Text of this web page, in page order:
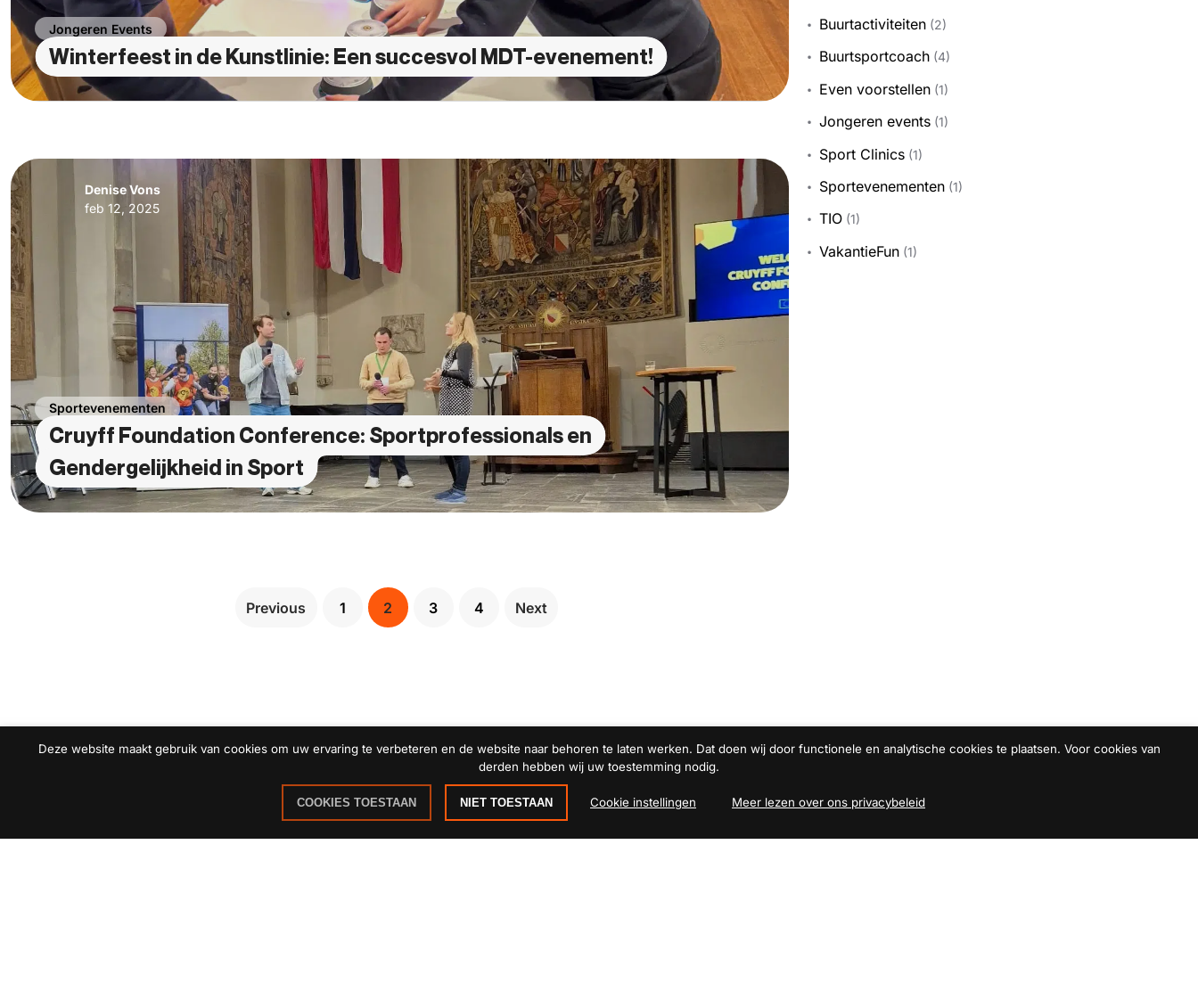
Jongeren Events
Winterfeest in de Kunstlinie: Een succesvol MDT-evenement!
Denise Vons
feb 12, 2025
Sportevenementen
Cruyff Foundation Conference: Sportprofessionals en
Gendergelijkheid in Sport
Previous 1 2 3 4 Next
Buurtactiviteiten(2)
Buurtsportcoach(4)
Even voorstellen(1)
Jongeren events(1)
Sport Clinics(1)
Sportevenementen(1)
TIO(1)
VakantieFun(1)
Deze website maakt gebruik van cookies om uw ervaring te verbeteren en de website naar behoren te laten werken. Dat doen wij door functionele en analytische cookies te plaatsen. Voor cookies van
derden hebben wij uw toestemming nodig.
COOKIES TOESTAAN NIET TOESTAAN Cookie instellingen Meer lezen over ons privacybeleid